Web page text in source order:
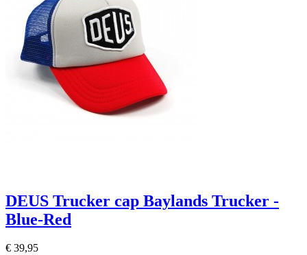
DEUS Trucker cap Baylands Trucker -
Blue-Red
€ 39,95